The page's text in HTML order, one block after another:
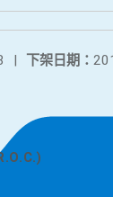
下架日期：
|